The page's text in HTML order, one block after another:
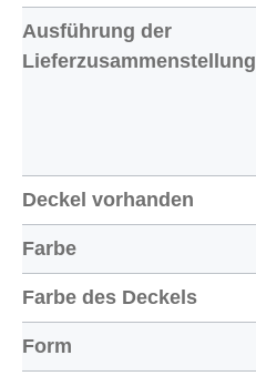
Ausführung der
Lieferzusammenstellung
Deckel vorhanden
Farbe
Farbe des Deckels
Form